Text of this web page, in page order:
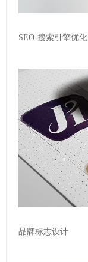
SEO-搜索引擎优化
品牌标志设计